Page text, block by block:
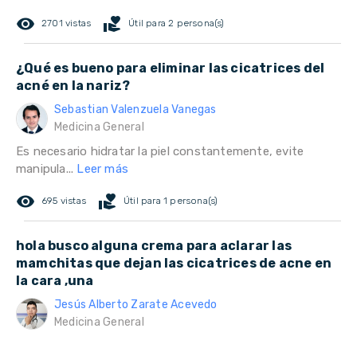
remove_red_eye 2701 vistas volunteer_activism Útil para 2 persona(s)
¿Qué es bueno para eliminar las cicatrices del
acné en la nariz?
Sebastian Valenzuela Vanegas
Medicina General
Es necesario hidratar la piel constantemente, evite
manipula... Leer más
remove_red_eye 695 vistas volunteer_activism Útil para 1 persona(s)
hola busco alguna crema para aclarar las
mamchitas que dejan las cicatrices de acne en
la cara ,una
Jesús Alberto Zarate Acevedo
Medicina General